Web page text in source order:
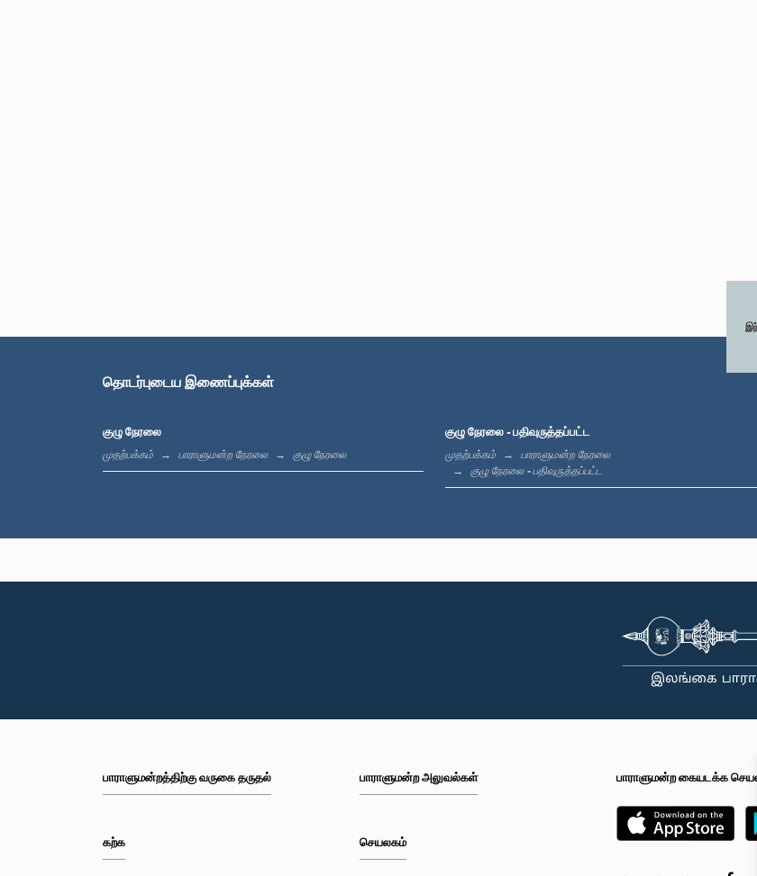
தொடர்புடைய இணைப்புக்கள்
குழு நேரலை
முதற்பக்கம் பாராளுமன்ற நேரலை குழு நேரலை
குழு நேரலை - பதிவுருத்தப்பட்ட
முதற்பக்கம்
பாராளுமன்ற நேரலை
குழு நேரலை - பதிவுருத்தப்பட்ட
பாராளுமன்றத்திற்கு வருகை தருதல்
கற்க
பாராளுமன்ற அலுவல்கள்
செயலகம்
பாராளுமன்ற கையடக்க செயலி